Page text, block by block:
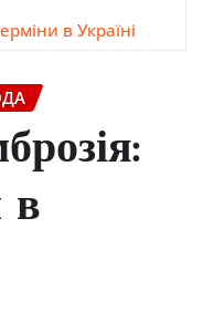
в Україні
в